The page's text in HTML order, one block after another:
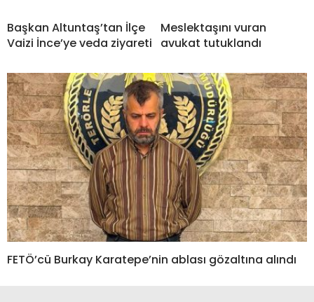
Başkan Altuntaş’tan İlçe
Vaizi İnce’ye veda ziyareti
Meslektaşını vuran
avukat tutuklandı
FETÖ’cü Burkay Karatepe’nin ablası gözaltına alındı